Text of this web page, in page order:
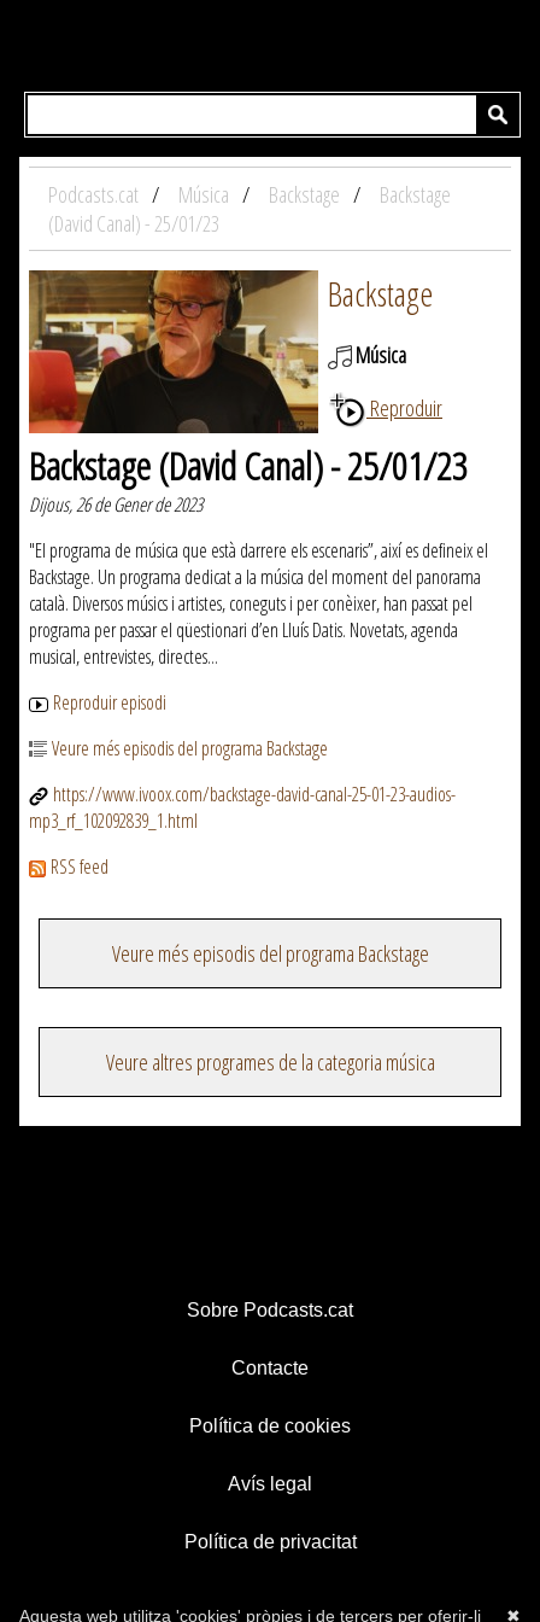
Podcasts.cat Música Backstage
Backstage
(David Canal) - 25/01/23
Backstage
Música
Reproduir
Backstage (David Canal) - 25/01/23
Dijous, 26 de Gener de 2023
"El programa de música que està darrere els escenaris”, així es defineix el
Backstage. Un programa dedicat a la música del moment del panorama
català. Diversos músics i artistes, coneguts i per conèixer, han passat pel
programa per passar el qüestionari d’en Lluís Datis. Novetats, agenda
musical, entrevistes, directes...
Reproduir episodi
Veure més episodis del programa Backstage
https://www.ivoox.com/backstage-david-canal-25-01-23-audios-
mp3_rf_102092839_1.html
RSS feed
Veure més episodis del programa Backstage
Veure altres programes de la categoria música
Sobre Podcasts.cat
Contacte
Política de cookies
Avís legal
Política de privacitat
✖
Aquesta web utilitza 'cookies' pròpies i de tercers per oferir-li